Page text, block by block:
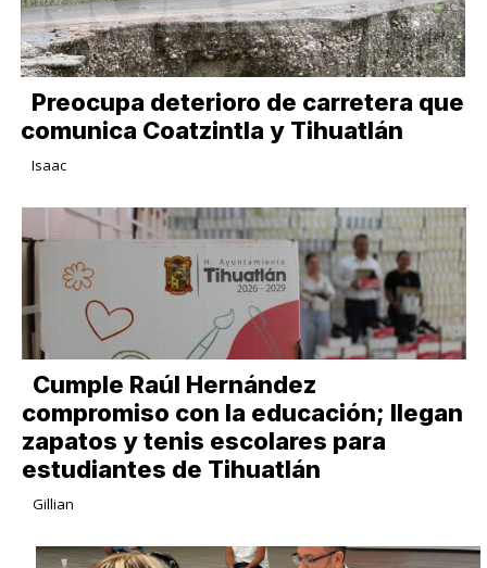
Preocupa deterioro de carretera que
comunica Coatzintla y Tihuatlán
Isaac
Cumple Raúl Hernández
compromiso con la educación; llegan
zapatos y tenis escolares para
estudiantes de Tihuatlán
Gillian